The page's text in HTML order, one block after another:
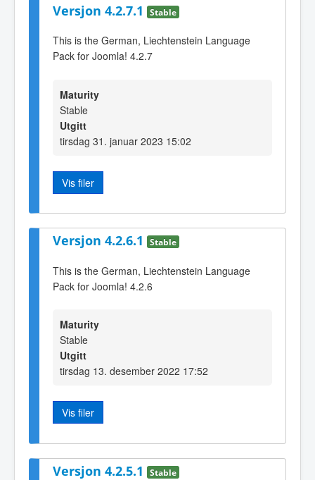
Versjon 4.2.7.1 Stable
This is the German, Liechtenstein Language
Pack for Joomla! 4.2.7
Maturity
Stable
Utgitt
tirsdag 31. januar 2023 15:02
Vis filer
Versjon 4.2.6.1 Stable
This is the German, Liechtenstein Language
Pack for Joomla! 4.2.6
Maturity
Stable
Utgitt
tirsdag 13. desember 2022 17:52
Vis filer
Versjon 4.2.5.1 Stable